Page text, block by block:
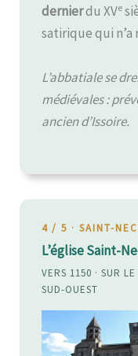
dernierdu XVe
satirique qui
L’abbatiale se
médiévales :
ancien d’Issoire.
4 / 5 · SAINT-
L’église Saint-
VERS 1150 · SUR
SUD-OUEST